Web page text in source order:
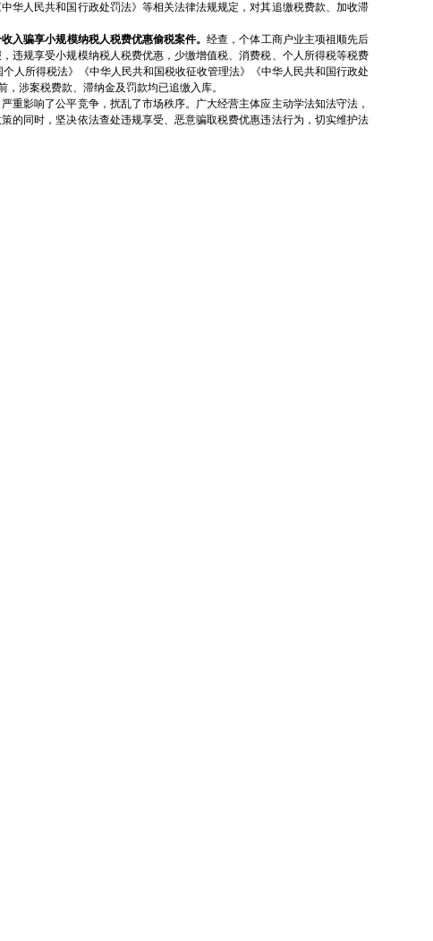
华人民共和国行政处罚法》等相关法律法规规定，对其追缴税费款、加收滞
入骗享小规模纳税人税费优惠偷税案件。经查，个体工商户业主项祖顺先后
违规享受小规模纳税人税费优惠，少缴增值税、消费税、个人所得税等税费
人所得税法》《中华人民共和国税收征收管理法》《中华人民共和国行政处
涉案税费款、滞纳金及罚款均已追缴入库。
影响了公平竞争，扰乱了市场秩序。广大经营主体应主动学法知法守法，
的同时，坚决依法查处违规享受、恶意骗取税费优惠违法行为，切实维护法